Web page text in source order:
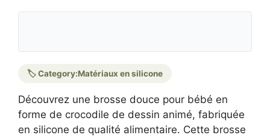
🏷️ Category:Matériaux en silicone
Découvrez une brosse douce pour bébé en
forme de crocodile de dessin animé, fabriquée
en silicone de qualité alimentaire. Cette brosse